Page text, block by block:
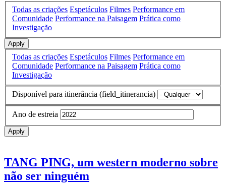
Todas as criações Espetáculos Filmes Performance em
Comunidade Performance na Paisagem Prática como
Investigação
Apply
Todas as criações Espetáculos Filmes Performance em
Comunidade Performance na Paisagem Prática como
Investigação
Disponível para itinerância (field_itinerancia)
Ano de estreia
Apply
TANG PING, um western moderno sobre
não ser ninguém